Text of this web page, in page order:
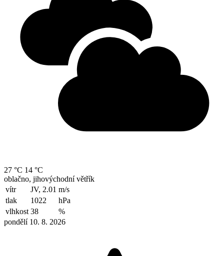
27 °C 14 °C
oblačno, jihovýchodní větřík
vítr
JV, 2.01 m/s
tlak
1022
hPa
vlhkost 38
%
pondělí 10. 8. 2026